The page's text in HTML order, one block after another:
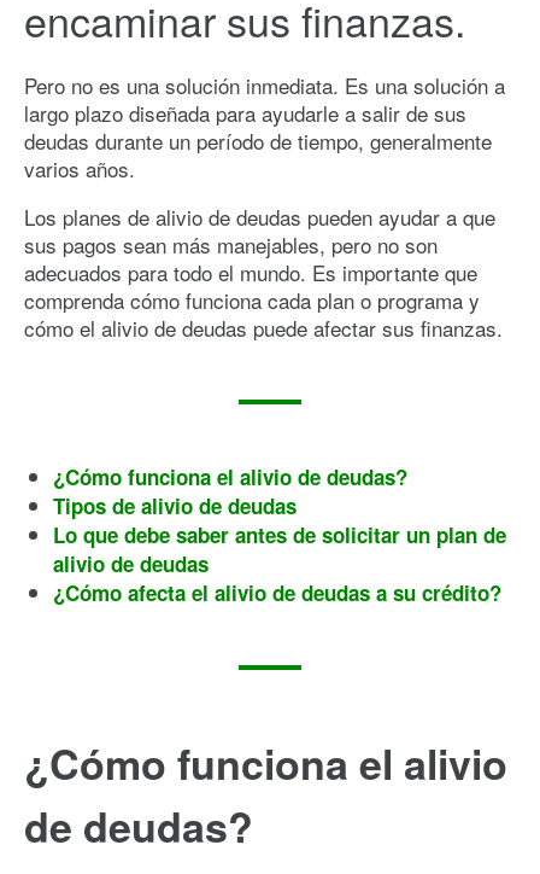
encaminar sus finanzas.
Pero no es una solución inmediata. Es una solución a
largo plazo diseñada para ayudarle a salir de sus
deudas durante un período de tiempo, generalmente
varios años.
Los planes de alivio de deudas pueden ayudar a que
sus pagos sean más manejables, pero no son
adecuados para todo el mundo. Es importante que
comprenda cómo funciona cada plan o programa y
cómo el alivio de deudas puede afectar sus finanzas.
¿Cómo funciona el alivio de deudas?
Tipos de alivio de deudas
Lo que debe saber antes de solicitar un plan de
alivio de deudas
¿Cómo afecta el alivio de deudas a su crédito?
¿Cómo funciona el alivio
de deudas?